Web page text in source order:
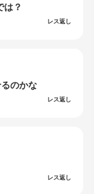
は？
レス返し
のかな
レス返し
レス返し